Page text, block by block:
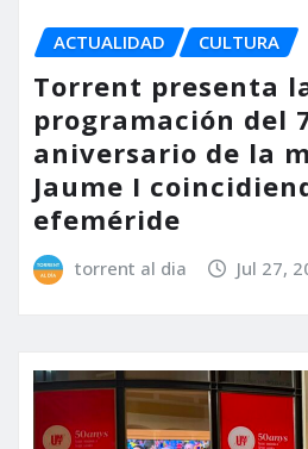
ACTUALIDAD CULTURA
Torrent presenta
programación del
aniversario de la
Jaume I
efeméride
torrent al dia Jul 27,